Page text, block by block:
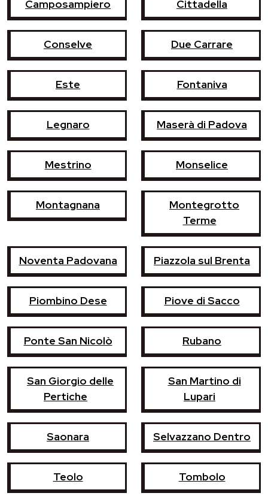
Camposampiero Cittadella
Conselve Due Carrare
Este Fontaniva
Legnaro Maserà di Padova
Mestrino Monselice
Montagnana
Montegrotto
Terme
Noventa Padovana Piazzola sul Brenta
Piombino Dese Piove di Sacco
Ponte San Nicolò Rubano
San Giorgio delle
Pertiche
San Martino di
Lupari
Saonara Selvazzano Dentro
Teolo Tombolo